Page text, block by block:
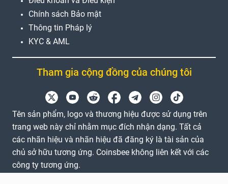
Chính sách Bảo mật
Thông tin Pháp lý
KYC & AML
Tham gia cộng đồng của chúng tôi
Tên sản phẩm, logo và thương hiệu được sử dụng trên
trang web này chỉ nhằm mục đích nhận dạng. Tất cả
các nhãn hiệu và nhãn hiệu đã đăng ký là tài sản của
chủ sở hữu tương ứng. Coinsbee không liên kết với các
công ty tương ứng.